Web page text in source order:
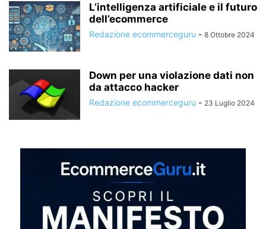
L’intelligenza artificiale e il futuro
dell’ecommerce
Redazione ecommerceguru - 8 Ottobre 2024
Down per una violazione dati non
da attacco hacker
Redazione ecommerceguru - 23 Luglio 2024